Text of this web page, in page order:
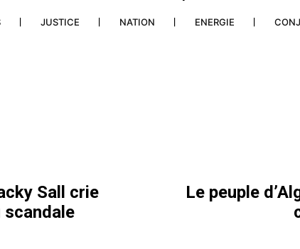
JUSTICE NATION ENERGIE
Sall crie
scandale
Le peuple